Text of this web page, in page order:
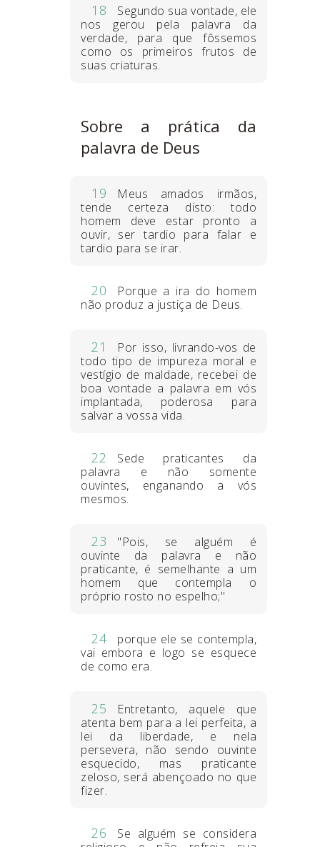
18
Segundo sua vontade, ele
nos gerou pela palavra da
verdade, para que fôssemos
como os primeiros frutos de
suas criaturas.
Sobre a prática da
palavra de Deus
19
Meus amados irmãos,
tende certeza disto: todo
homem deve estar pronto a
ouvir, ser tardio para falar e
tardio para se irar.
20
Porque a ira do homem
não produz a justiça de Deus.
21
Por isso, livrando-vos de
todo tipo de impureza moral e
vestígio de maldade, recebei de
boa vontade a palavra em vós
implantada, poderosa para
salvar a vossa vida.
22
Sede praticantes da
palavra e não somente
ouvintes, enganando a vós
mesmos.
23
"Pois, se alguém é
ouvinte da palavra e não
praticante, é semelhante a um
homem que contempla o
próprio rosto no espelho;"
24
porque ele se contempla,
vai embora e logo se esquece
de como era.
25
Entretanto, aquele que
atenta bem para a lei perfeita, a
lei da liberdade, e nela
persevera, não sendo ouvinte
esquecido, mas praticante
zeloso, será abençoado no que
fizer.
26
Se alguém se considera